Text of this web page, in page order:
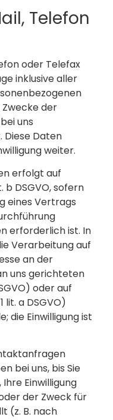
Telefon
oder Telefax
inklusive aller
der
uns
Daten
weiter.
erfolgt auf
b DSGVO, sofern
eines Vertrags
erforderlich ist. In
Verarbeitung auf
an der
uns gerichteten
oder auf
lit. a DSGVO)
die Einwilligung ist
bei uns, bis Sie
Einwilligung
der Zweck für
(z. B. nach